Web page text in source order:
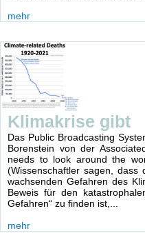
mehr
Klimakrise gibt
Das Public Broadcasting
Borenstein von der
needs to look around the
(Wissenschaftler sagen,
wachsenden Gefahren des
Beweis für den
Gefahren“ zu finden ist,...
mehr